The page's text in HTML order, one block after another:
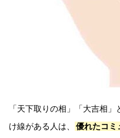
「天下取りの相」「大吉相
け線がある人は、
優れたコミ